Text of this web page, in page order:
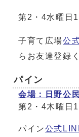
第2・4水曜日
子育て広場公
らお友達登録
パイン
会場：日野公
第2・4木曜日
パイン公式